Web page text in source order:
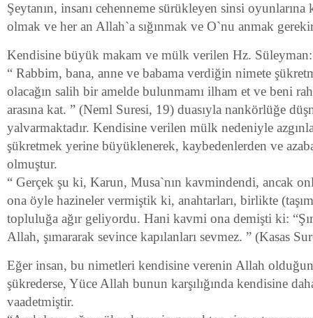
Şeytanın, insanı cehenneme sürükleyen sinsi
olmak ve her an Allah`a sığınmak ve O`nu anmak
Kendisine büyük makam ve mülk verilen Hz. Süleyman:
“ Rabbim, bana, anne ve babama verdiğin nimete
olacağın salih bir amelde bulunmamı ilham et ve beni
arasına kat. ” (Neml Suresi, 19) duasıyla nankörlüğe
yalvarmaktadır. Kendisine verilen mülk nedeniyle
şükretmek yerine büyüklenerek, kaybedenlerden ve
olmuştur.
“ Gerçek şu ki, Karun, Musa`nın kavmindendi, ancak
ona öyle hazineler vermiştik ki, anahtarları, birlikte
topluluğa ağır geliyordu. Hani kavmi ona demişti ki:
Allah, şımararak sevince kapılanları sevmez. ” (Kasas
Eğer insan, bu nimetleri kendisine verenin Allah
şükrederse, Yüce Allah bunun karşılığında kendisine
vaadetmiştir.